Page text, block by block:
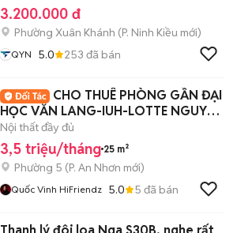
3.200.000 đ
Phường Xuân Khánh (P. Ninh Kiều mới)
QYN 5.0 253 đã bán
CHO THUÊ PHÒNG GẦN ĐẠI
HỌC VĂN LANG-IUH-LOTTE NGUYỄN
VĂN LƯỢNG
Nội thất đầy đủ
3,5 triệu/tháng 25 m²
Phường 5 (P. An Nhơn mới)
Quốc Vinh HiFriendz 5.0 5 đã bán